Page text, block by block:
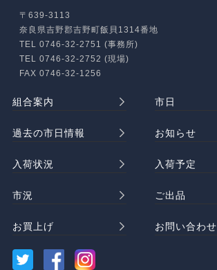
〒639-3113
奈良県吉野郡吉野町飯貝1314番地
TEL 0746-32-2751 (事務所)
TEL 0746-32-2752 (現場)
FAX 0746-32-1256
組合案内 市日
過去の市日情報 お知らせ
入荷状況 入荷予定
市況 ご出品
お買上げ お問い合わせ